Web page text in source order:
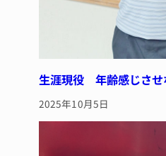
生涯現役 年齢感じさ
2025年10月5日